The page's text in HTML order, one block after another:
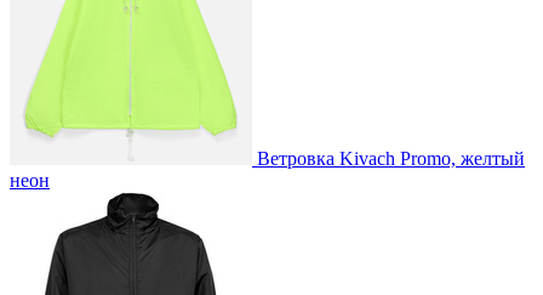
Ветровка Kivach Promo, желтый
неон